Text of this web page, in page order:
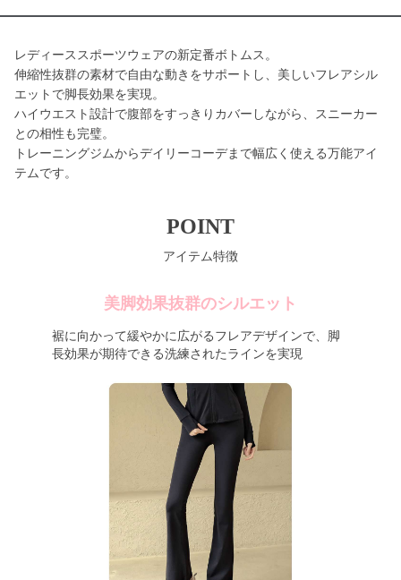
レディーススポーツウェアの新定番ボトムス。
伸縮性抜群の素材で自由な動きをサポートし、美しいフレアシル
エットで脚長効果を実現。
ハイウエスト設計で腹部をすっきりカバーしながら、スニーカー
との相性も完璧。
トレーニングジムからデイリーコーデまで幅広く使える万能アイ
テムです。
POINT
アイテム特徴
美脚効果抜群のシルエット
裾に向かって緩やかに広がるフレアデザインで、脚
長効果が期待できる洗練されたラインを実現